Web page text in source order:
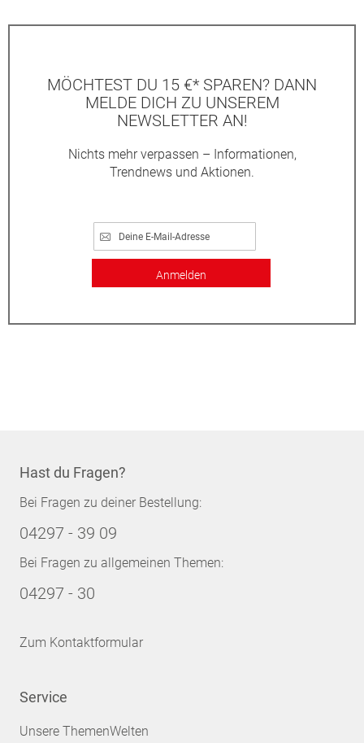
MÖCHTEST DU 15 €* SPAREN? DANN
MELDE DICH ZU UNSEREM
NEWSLETTER AN!
Nichts mehr verpassen – Informationen,
Trendnews und Aktionen.
Anmelden
Hast du Fragen?
Bei Fragen zu deiner Bestellung:
04297 - 39 09
Bei Fragen zu allgemeinen Themen:
04297 - 30
Zum Kontaktformular
Service
Unsere ThemenWelten